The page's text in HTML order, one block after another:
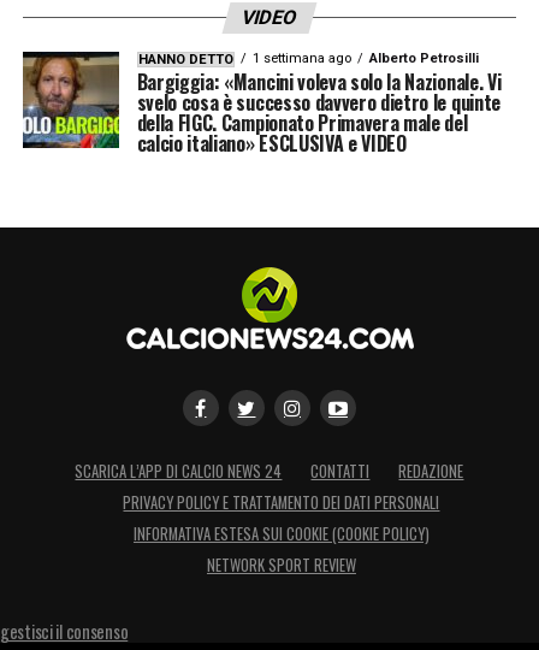
VIDEO
HANNO DETTO 1 settimana ago Alberto Petrosilli
Bargiggia: «Mancini voleva solo la Nazionale. Vi
svelo cosa è successo davvero dietro le quinte
della FIGC. Campionato Primavera male del
calcio italiano» ESCLUSIVA e VIDEO
SCARICA L’APP DI CALCIO NEWS 24 CONTATTI
REDAZIONE
PRIVACY POLICY E TRATTAMENTO DEI DATI PERSONALI
INFORMATIVA ESTESA SUI COOKIE (COOKIE POLICY)
NETWORK SPORT REVIEW
gestisci il consenso